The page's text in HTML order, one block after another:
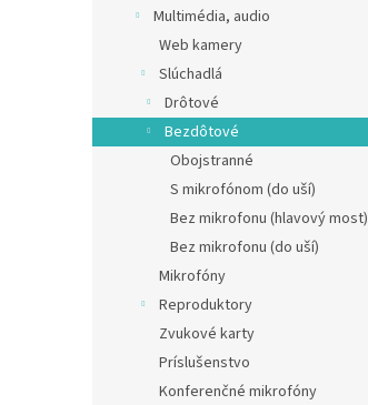
Multimédia, audio
Web kamery
Slúchadlá
Drôtové
Bezdôtové
Obojstranné
S mikrofónom (do uší)
Bez mikrofonu (hlavový most)
Bez mikrofonu (do uší)
Mikrofóny
Reproduktory
Zvukové karty
Príslušenstvo
Konferenčné mikrofóny